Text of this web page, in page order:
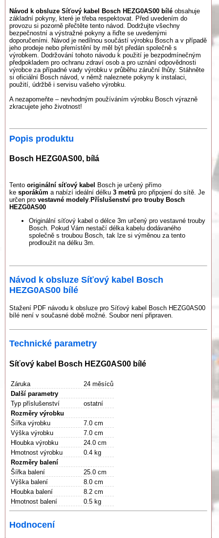
Návod k obsluze Síťový kabel Bosch HEZG0AS00 bílé obsahuje
základní pokyny, které je třeba respektovat. Před uvedením do
provozu si pozorně přečtěte tento návod. Dodržujte všechny
bezpečnostní a výstražné pokyny a řiďte se uvedenými
doporučeními. Návod je nedílnou součástí výrobku Bosch a v případě
jeho prodeje nebo přemístění by měl být předán společně s
výrobkem. Dodržování tohoto návodu k použití je bezpodmínečným
předpokladem pro ochranu zdraví osob a pro uznání odpovědnosti
výrobce za případné vady výrobku v průběhu záruční lhůty. Stáhněte
si oficiální Bosch návod, v němž naleznete pokyny k instalaci,
použití, údržbě i servisu vašeho výrobku.
A nezapomeňte – nevhodným používáním výrobku Bosch výrazně
zkracujete jeho životnost!
Popis produktu
Bosch HEZG0AS00, bílá
Tento originální síťový kabel Bosch je určený přímo
ke sporákům a nabízí ideální délku 3 metrů pro připojení do sítě. Je
určen pro vestavné modely Příslušenství pro trouby Bosch
HEZG0AS00
Originální síťový kabel o délce 3m určený pro vestavné trouby
Bosch. Pokud Vám nestačí délka kabelu dodávaného
společně s troubou Bosch, tak lze si výměnou za tento
prodloužit na délku 3m.
Návod k obsluze Síťový kabel Bosch
HEZG0AS00 bílé
Stažení PDF návodu k obsluze pro Síťový kabel Bosch HEZG0AS00
bílé není v současné době možné. Soubor není připraven.
Technické parametry
Síťový kabel Bosch HEZG0AS00 bílé
Záruka
24 měsíců
Další parametry
Typ příslušenství
ostatní
Rozměry výrobku
Šířka výrobku
7.0 cm
Výška výrobku
7.0 cm
Hloubka výrobku
24.0 cm
Hmotnost výrobku
0.4 kg
Rozměry balení
Šířka balení
25.0 cm
Výška balení
8.0 cm
Hloubka balení
8.2 cm
Hmotnost balení
0.5 kg
Hodnocení